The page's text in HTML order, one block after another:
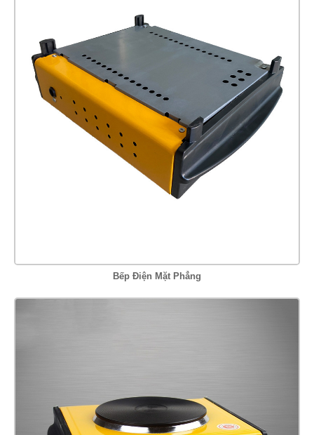
Bếp Điện Mặt Phẳng